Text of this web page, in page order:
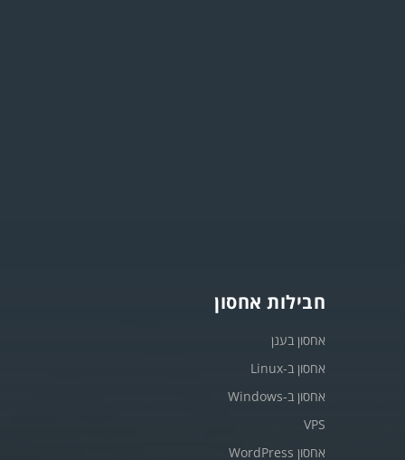
חבילות אחסון
אחסון בענן
אחסון ב-Linux
אחסון ב-Windows
VPS
אחסון WordPress